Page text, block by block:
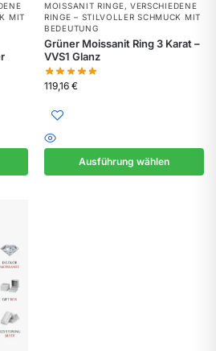
MIT
MOISSANIT RINGE, VERSCHIEDENE
RINGE – STILVOLLER SCHMUCK MIT
BEDEUTUNG
Grüner Moissanit Ring 3 Karat –
VVS1 Glanz
119,16 €
Ausführung wählen